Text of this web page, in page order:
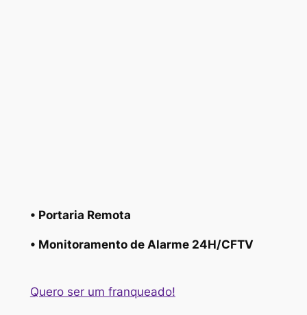
• Portaria Remota
• Monitoramento de Alarme 24H/CFTV
Quero ser um franqueado!